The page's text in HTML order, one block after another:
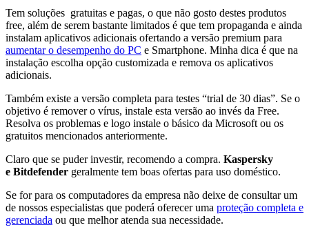
Tem soluções gratuitas e pagas, o que não gosto destes produtos
free, além de serem bastante limitados é que tem propaganda e ainda
instalam aplicativos adicionais ofertando a versão premium para
aumentar o desempenho do PC e Smartphone. Minha dica é que na
instalação escolha opção customizada e remova os aplicativos
adicionais.
Também existe a versão completa para testes “trial de 30 dias”. Se o
objetivo é remover o vírus, instale esta versão ao invés da Free.
Resolva os problemas e logo instale o básico da Microsoft ou os
gratuitos mencionados anteriormente.
Claro que se puder investir, recomendo a compra. Kaspersky
e Bitdefender geralmente tem boas ofertas para uso doméstico.
Se for para os computadores da empresa não deixe de consultar um
de nossos especialistas que poderá oferecer uma proteção completa e
gerenciada ou que melhor atenda sua necessidade.